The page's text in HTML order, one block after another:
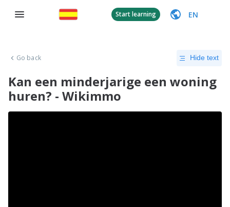
Start learning EN
Go back Hide text
Kan een minderjarige een woning
huren? - Wikimmo